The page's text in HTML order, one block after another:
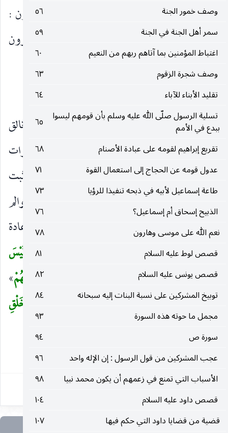
وصف خمور الجنة
٥٦
سمر أهل الجنة في الجنة
٥٩
اغتباط المؤمنين بما آتاهم ربهم من النعيم
٦٠
وصف شجرة الزقوم
٦٣
تقليد الأبناء للآباء
٦٤
تسلية الرسول صلّى الله عليه وسلم بأن قومهم ليسوا
ببدع في الأمم
٦٥
تقريع إبراهيم لقومه على عبادة الأصنام
٦٨
عدول قومه عن الحجاج إلى استعمال القوة
٧١
طاعة إسماعيل لأبيه في ذبحه تنفيذا للرؤيا
٧٣
الذبيح إسحاق أم إسماعيل؟
٧٦
نعم الله على موسى وهارون
٧٨
قصص لوط عليه السلام
٨١
قصص يونس عليه السلام
٨٢
توبيخ المشركين على نسبة البنات إليه سبحانه
٨٤
مجمل ما حوته هذه السورة
٩٣
سورة ص
٩٤
عجب المشركين من قول الرسول : إن الإله واحد
٩٦
الأسباب التي تمنع في زعمهم أن يكون محمد نبيا
٩٨
قصص داود عليه السلام
١٠٤
قضية من قضايا داود التي حكم فيها
١٠٧
يسخرون : أي يستهزئون ، وإذا ذكروا لا يذكرون :
أي وإذا وعظوا لا يتعظون ، آية : أي معجزة ، يستسخرون
: أي يبالغون في السخرية والاستهزاء.
افتتح سبحانه هذه السورة بإثبات وجود الخالق
ووحدانيته ، وعلمه وقدرته ، بذكر خلق السموات
والأرض وما بينهما ، وخلق المشارق والمغارب ـ وهنا أثبت
الحشر والنشر وقيام الساعة ببيان أن من خلق هذه العوالم
التي هى أصعب في الخلق منكم ، فهو قادر على إعادة
الحياة فيكم بالأولى كما جاء في السورة السابقة « أَوَلَيْسَ
الَّذِي خَلَقَ السَّماواتِ وَالْأَرْضَ بِقادِرٍ عَلى أَنْ يَخْلُقَ مِثْلَهُمْ»
وجاء في قوله : «لَخَلْقُ السَّماواتِ وَالْأَرْضِ أَكْبَرُ مِنْ خَلْقِ
النَّاسِ»
٤٥